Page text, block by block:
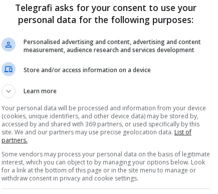
nga tregu i kriptovalutave.
Telegrafi asks for your consent to use your
personal data for the following purposes:
Personalised advertising and content, advertising and content
measurement, audience research and services development
Store and/or access information on a device
Learn more
Your personal data will be processed and information from your device
(cookies, unique identifiers, and other device data) may be stored by,
accessed by and shared with 369 partners, or used specifically by this
site. We and our partners may use precise geolocation data. List of
partners.
Some vendors may process your personal data on the basis of legitimate
interest, which you can object to by managing your options below. Look
for a link at the bottom of this page or in the site menu to manage or
withdraw consent in privacy and cookie settings.